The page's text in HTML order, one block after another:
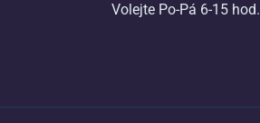
Volejte Po-Pá 6-15 hod.